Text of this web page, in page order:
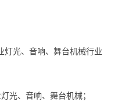
灯光、音响、舞台机械行业
光、音响、舞台机械；